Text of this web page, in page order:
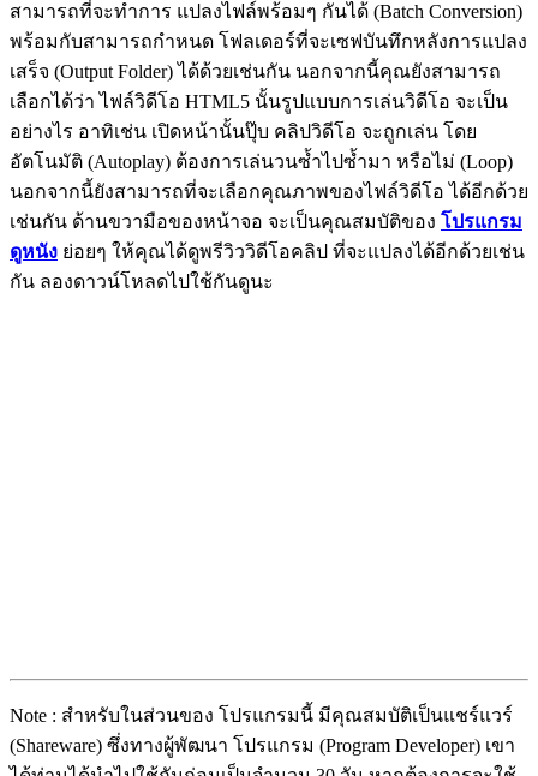
สามารถที่จะทำการ แปลงไฟล์พร้อมๆ กันได้ (Batch Conversion)
พร้อมกับสามารถกำหนด โฟลเดอร์ที่จะเซฟบันทึกหลังการแปลง
เสร็จ (Output Folder) ได้ด้วยเช่นกัน นอกจากนี้คุณยังสามารถ
เลือกได้ว่า ไฟล์วิดีโอ HTML5 นั้นรูปแบบการเล่นวิดีโอ จะเป็น
อย่างไร อาทิเช่น เปิดหน้านั้นปุ๊บ คลิปวิดีโอ จะถูกเล่น โดย
อัตโนมัติ (Autoplay) ต้องการเล่นวนซ้ำไปซ้ำมา หรือไม่ (Loop)
นอกจากนี้ยังสามารถที่จะเลือกคุณภาพของไฟล์วิดีโอ ได้อีกด้วย
เช่นกัน ด้านขวามือของหน้าจอ จะเป็นคุณสมบัติของ โปรแกรม
ดูหนัง ย่อยๆ ให้คุณได้ดูพรีวิววิดีโอคลิป ที่จะแปลงได้อีกด้วยเช่น
กัน ลองดาวน์โหลดไปใช้กันดูนะ
Note : สำหรับในส่วนของ โปรแกรมนี้ มีคุณสมบัติเป็นแชร์แวร์
(Shareware) ซึ่งทางผู้พัฒนา โปรแกรม (Program Developer) เขา